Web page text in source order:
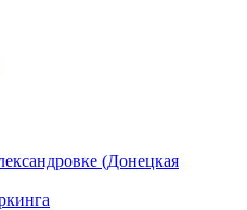
(Донецкая